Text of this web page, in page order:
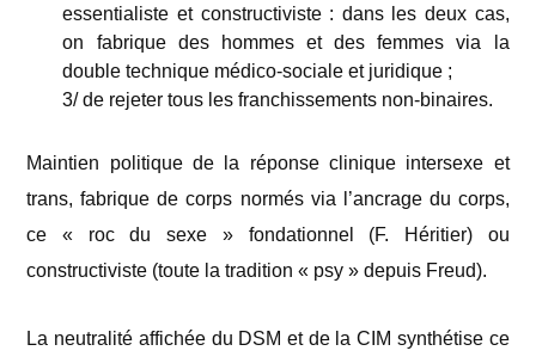
essentialiste et constructiviste : dans les deux cas,
on fabrique des hommes et des femmes via la
double technique médico-sociale et juridique ;
3/ de rejeter tous les franchissements non-binaires.
Maintien politique de la réponse clinique intersexe et
trans, fabrique de corps normés via l’ancrage du corps,
ce « roc du sexe » fondationnel (F. Héritier) ou
constructiviste (toute la tradition « psy » depuis Freud).
La neutralité affichée du DSM et de la CIM synthétise ce